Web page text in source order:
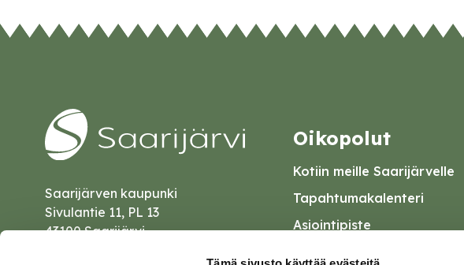
Saarijärven kaupunki
Sivulantie 11, PL 13
43100 Saarijärvi
Oikopolut
Kotiin meille Saarijärvelle
Tapahtumakalenteri
Asiointipiste